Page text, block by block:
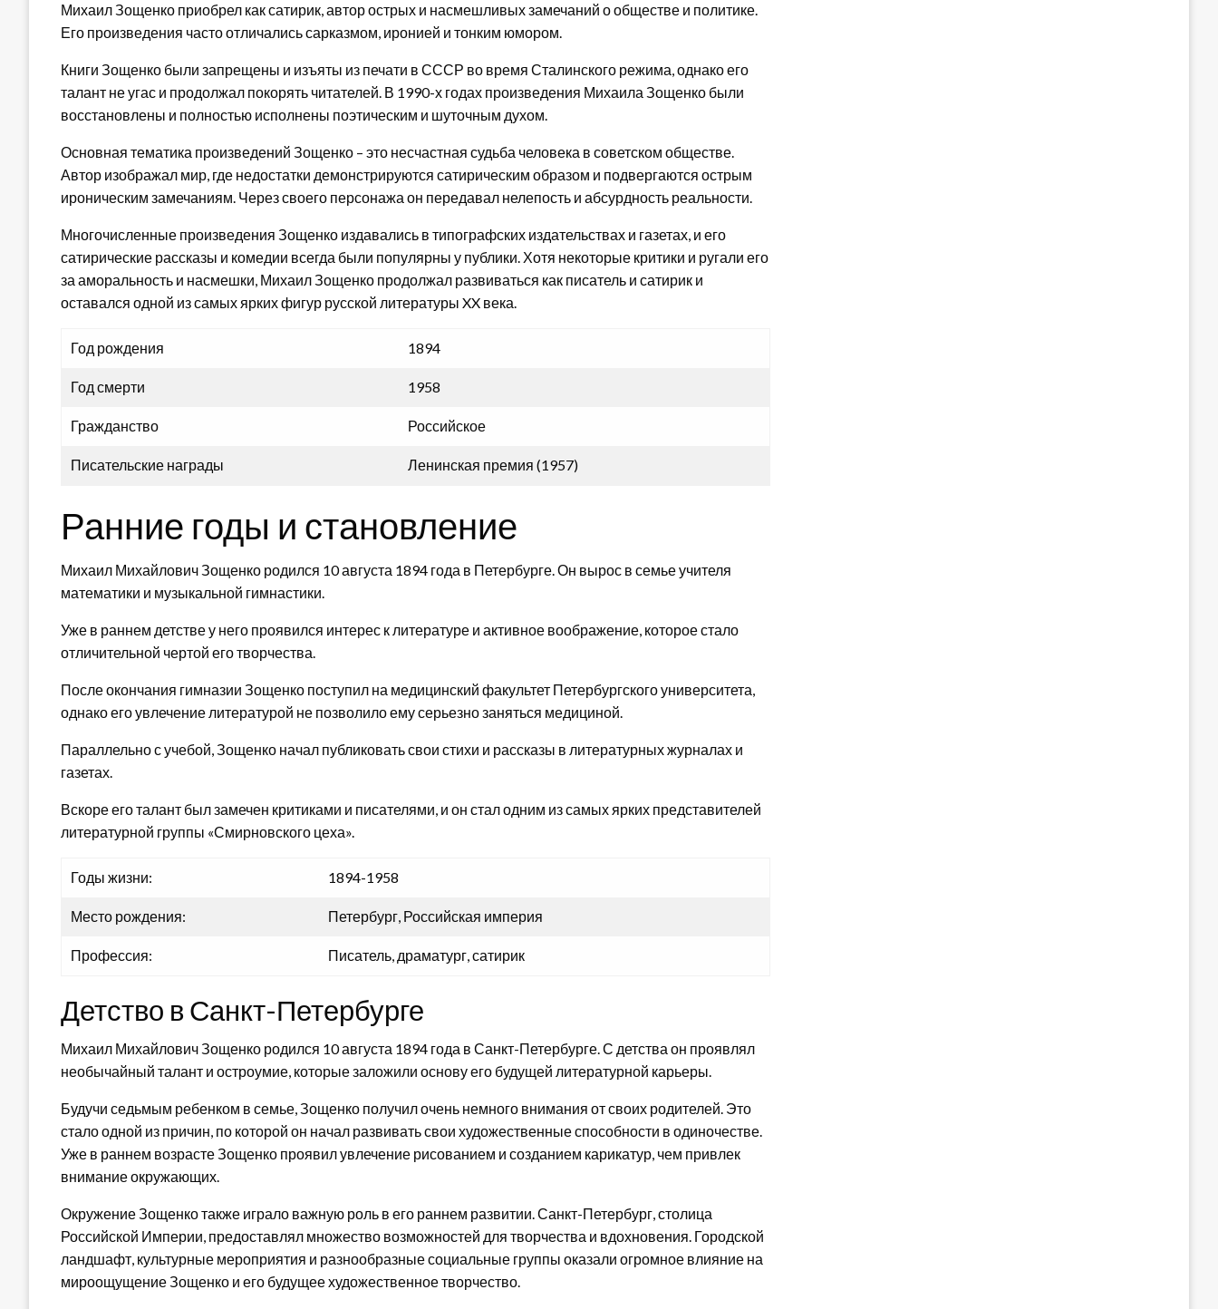
Михаил Зощенко приобрел как сатирик, автор острых и насмешливых замечаний о обществе и политике.
Его произведения часто отличались сарказмом, иронией и тонким юмором.
Книги Зощенко были запрещены и изъяты из печати в СССР во время Сталинского режима, однако его
талант не угас и продолжал покорять читателей. В 1990-х годах произведения Михаила Зощенко были
восстановлены и полностью исполнены поэтическим и шуточным духом.
Основная тематика произведений Зощенко – это несчастная судьба человека в советском обществе.
Автор изображал мир, где недостатки демонстрируются сатирическим образом и подвергаются острым
ироническим замечаниям. Через своего персонажа он передавал нелепость и абсурдность реальности.
Многочисленные произведения Зощенко издавались в типографских издательствах и газетах, и его
сатирические рассказы и комедии всегда были популярны у публики. Хотя некоторые критики и ругали его
за аморальность и насмешки, Михаил Зощенко продолжал развиваться как писатель и сатирик и
оставался одной из самых ярких фигур русской литературы XX века.
Год рождения 1894
Год смерти 1958
Гражданство Российское
Писательские награды Ленинская премия (1957)
Ранние годы и становление
Михаил Михайлович Зощенко родился 10 августа 1894 года в Петербурге. Он вырос в семье учителя
математики и музыкальной гимнастики.
Уже в раннем детстве у него проявился интерес к литературе и активное воображение, которое стало
отличительной чертой его творчества.
После окончания гимназии Зощенко поступил на медицинский факультет Петербургского университета,
однако его увлечение литературой не позволило ему серьезно заняться медициной.
Параллельно с учебой, Зощенко начал публиковать свои стихи и рассказы в литературных журналах и
газетах.
Вскоре его талант был замечен критиками и писателями, и он стал одним из самых ярких представителей
литературной группы «Смирновского цеха».
Годы жизни: 1894-1958
Место рождения: Петербург, Российская империя
Профессия: Писатель, драматург, сатирик
Детство в Санкт-Петербурге
Михаил Михайлович Зощенко родился 10 августа 1894 года в Санкт-Петербурге. С детства он проявлял
необычайный талант и остроумие, которые заложили основу его будущей литературной карьеры.
Будучи седьмым ребенком в семье, Зощенко получил очень немного внимания от своих родителей. Это
стало одной из причин, по которой он начал развивать свои художественные способности в одиночестве.
Уже в раннем возрасте Зощенко проявил увлечение рисованием и созданием карикатур, чем привлек
внимание окружающих.
Окружение Зощенко также играло важную роль в его раннем развитии. Санкт-Петербург, столица
Российской Империи, предоставлял множество возможностей для творчества и вдохновения. Городской
ландшафт, культурные мероприятия и разнообразные социальные группы оказали огромное влияние на
мироощущение Зощенко и его будущее художественное творчество.